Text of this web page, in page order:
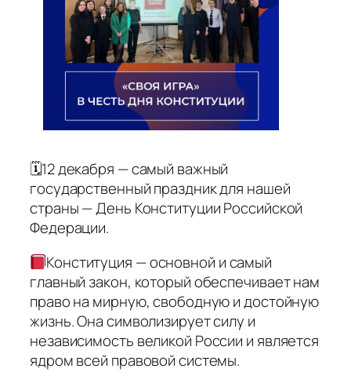
🗓12 декабря — самый важный
государственный праздник для нашей
страны — День Конституции Российской
Федерации.
Конституция — основной и самый
главный закон, который обеспечивает нам
право на мирную, свободную и достойную
жизнь. Она символизирует силу и
независимость великой России и является
ядром всей правовой системы.